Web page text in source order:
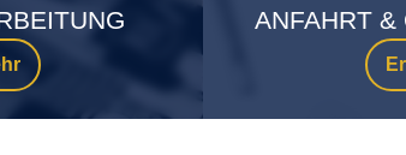
ANFAHRT &